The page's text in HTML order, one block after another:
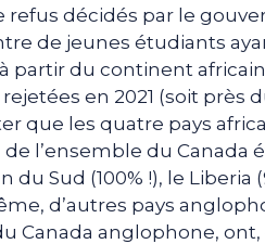
décidés par le
de jeunes étudiants
partir du continent
en 2021 (soit près
que les quatre pays
l’ensemble du Canada
Sud (100% !), le Liberia
d’autres pays
Canada anglophone, ont,